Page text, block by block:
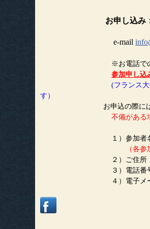
お申し込み
e-mail
※お電話でのお申込
参加申し込
(フランス大
す）
お申込の際には必ず
不備がある
１）参加者名：漢
（各参
２）ご住所：現住所を
３）電話番号：携帯電
４）電子メールアド